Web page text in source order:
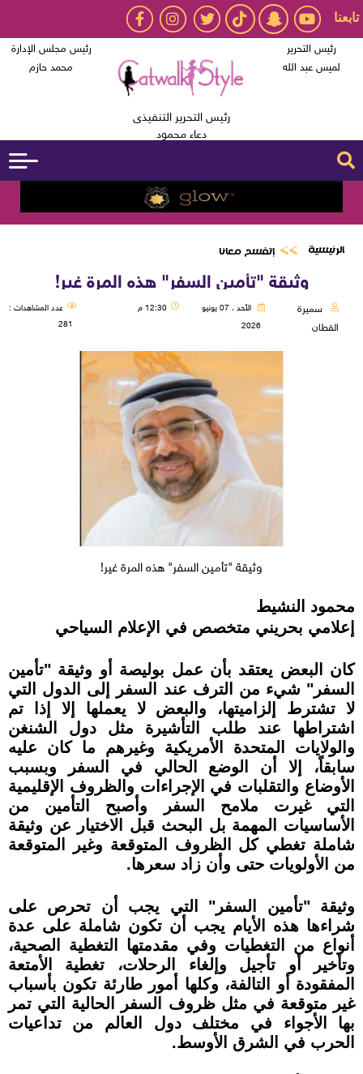
تابعنا
رئيس التحرير
لميس عبد الله
رئيس التحرير التنفيذى
دعاء محمود
رئيس مجلس الإدارة
محمد حازم
الرئيسية إتفسح معانا
وثيقة "تأمين السفر" هذه المرة غير!
سميرة
القطان
الأحد ، 07 يونيو
2026
12:30 م
عدد المشاهدات :
281
وثيقة "تأمين السفر" هذه المرة غير!
محمود النشيط
إعلامي بحريني متخصص في الإعلام السياحي
كان البعض يعتقد بأن عمل بوليصة أو وثيقة "تأمين
السفر" شيء من الترف عند السفر إلى الدول التي
لا تشترط إلزاميتها، والبعض لا يعملها إلا إذا تم
اشتراطها عند طلب التأشيرة مثل دول الشنغن
والولايات المتحدة الأمريكية وغيرهم ما كان عليه
سابقاً، إلا أن الوضع الحالي في السفر وبسبب
الأوضاع والتقلبات في الإجراءات والظروف الإقليمية
التي غيرت ملامح السفر وأصبح التأمين من
الأساسيات المهمة بل البحث قبل الاختيار عن وثيقة
شاملة تغطي كل الظروف المتوقعة وغير المتوقعة
من الأولويات حتى وأن زاد سعرها.
وثيقة "تأمين السفر" التي يجب أن تحرص على
شراءها هذه الأيام يجب أن تكون شاملة على عدة
أنواع من التغطيات وفي مقدمتها التغطية الصحية،
وتأخير أو تأجيل وإلغاء الرحلات، تغطية الأمتعة
المفقودة أو التالفة، وكلها أمور طارئة تكون بأسباب
غير متوقعة في مثل ظروف السفر الحالية التي تمر
بها الأجواء في مختلف دول العالم من تداعيات
الحرب في الشرق الأوسط.